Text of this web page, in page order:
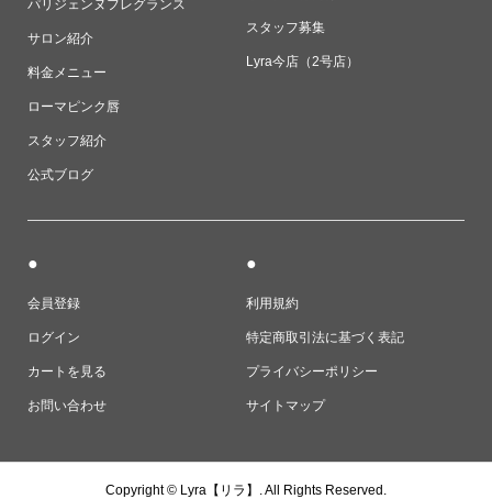
パリジェンヌフレグランス
サロン紹介
料金メニュー
ローマピンク唇
スタッフ紹介
公式ブログ
スタッフ募集
Lyra今店（2号店）
●
会員登録
ログイン
カートを見る
お問い合わせ
●
利用規約
特定商取引法に基づく表記
プライバシーポリシー
サイトマップ
Copyright © Lyra【リラ】. All Rights Reserved.